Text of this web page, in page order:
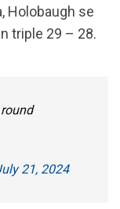
Holobaugh se
triple 29 – 28.
21, 2024